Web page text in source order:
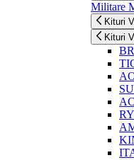
Militare
Kituri
Kituri